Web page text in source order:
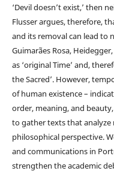
‘Devil doesn’t exist,’ then
Flusser argues, therefore,
and its removal can lead to
Guimarães Rosa,
as ‘original Time’ and,
the Sacred’. However,
of human existence –
order, meaning, and
to gather texts that
philosophical perspective.
and communications in
strengthen the academic